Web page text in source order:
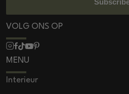
VOLG ONS OP
MENU
Interieur